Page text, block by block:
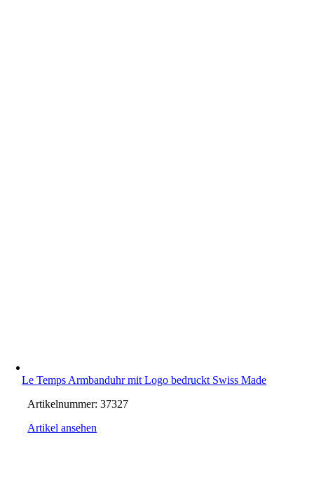
Le Temps Armbanduhr mit Logo bedruckt Swiss Made
Artikelnummer:37327
Artikel ansehen